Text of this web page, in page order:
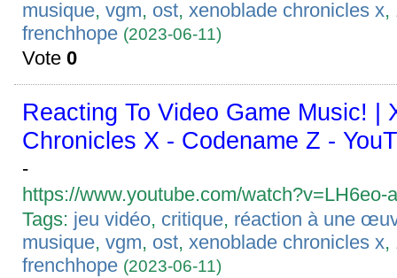
musique,vgm, ost,xenoblade chronicles x,
frenchhope (2023-06-11)
Vote0
Reacting To Video Game Music! |
Chronicles X - Codename Z -
-
https://www.youtube.com/watch?v=LH6eo-
Tags: jeu vidéo, critique, réaction à une
musique,vgm, ost,xenoblade chronicles x,
frenchhope (2023-06-11)